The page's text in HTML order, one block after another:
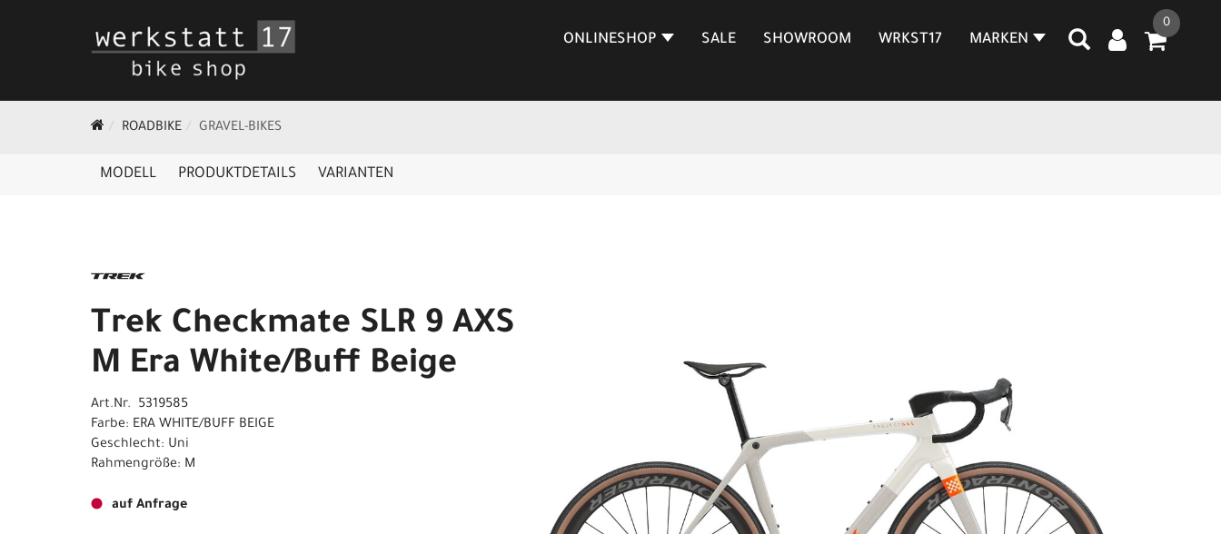
0
ONLINESHOP SALE SHOWROOM WRKST17 MARKEN
ROADBIKE GRAVEL-BIKES
MODELL PRODUKTDETAILS VARIANTEN
Trek Checkmate SLR 9 AXS
M Era White/Buff Beige
Art.Nr. 5319585
Farbe: ERA WHITE/BUFF BEIGE
Geschlecht: Uni
Rahmengröße: M
auf Anfrage